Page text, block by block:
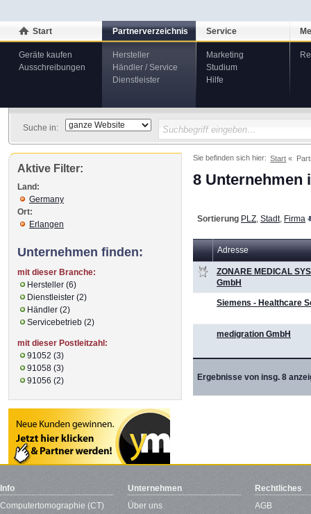
Start
Geräte kaufen
Ausschreibungen
Partnerverzeichnis
Hersteller
Händler / Service
Dienstleister
Service
Marketing
Studium
Hilfe
Suche in:
Sie befinden sich hier: Start
8 Unternehmen
Sortierung PLZ Stadt, Firma
Adresse
Ergebnisse von insg. 8
ZONARE MEDICAL
GmbH
Siemens - Healthcare
medigration GmbH
Aktive Filter:
Land:
Germany
Ort:
Erlangen
Unternehmen finden:
mit dieser Branche:
Hersteller (6)
Dienstleister (2)
Händler (2)
Servicebetrieb (2)
mit dieser Postleitzahl:
91052 (3)
91058 (3)
91056 (2)
Info
Computertomographie (CT)
Unternehmen
Über uns
Rechtliches
AGB